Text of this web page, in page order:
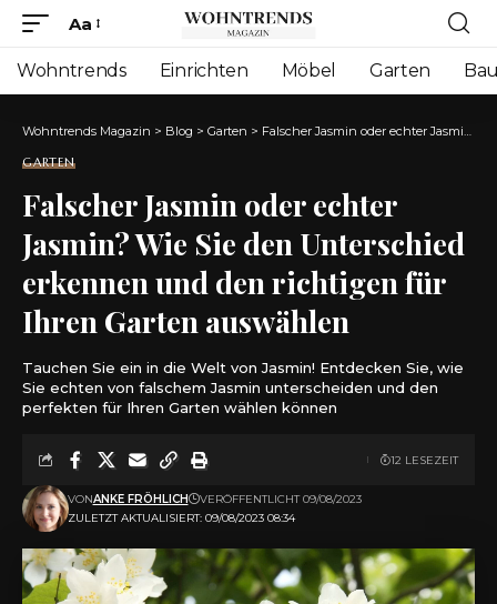
Font
Resizer
Aa
Wohntrends Einrichten Möbel Garten
Wohntrends Magazin > Blog > Garten > Falscher Jasmin oder echter Jasmin? Wie Sie den Unterschied erkennen und den richtigen für Ihren Garten auswählen
GARTEN
Falscher Jasmin oder echter
Jasmin? Wie Sie den Unterschied
erkennen und den richtigen für
Ihren Garten auswählen
Tauchen Sie ein in die Welt von Jasmin! Entdecken Sie, wie
Sie echten von falschem Jasmin unterscheiden und den
perfekten für Ihren Garten wählen können
ZULETZT AKTUALISIERT: 09/08/2023 08:34
VONANKE FRÖHLICH VERÖFFENTLICHT 09/08/2023
12 LESEZEIT